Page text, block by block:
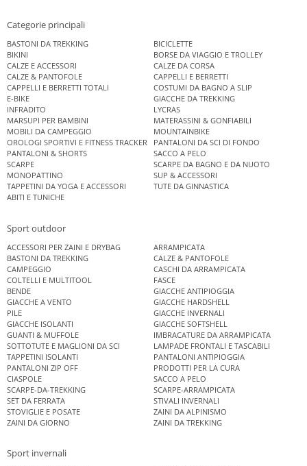
Categorie principali
BASTONI DA TREKKING
BICICLETTE
BIKINI
BORSE DA VIAGGIO E TROLLEY
CALZE E ACCESSORI
CALZE DA CORSA
CALZE & PANTOFOLE
CAPPELLI E BERRETTI
CAPPELLI E BERRETTI TOTALI
COSTUMI DA BAGNO A SLIP
E-BIKE
GIACCHE DA TREKKING
INFRADITO
LYCRAS
MARSUPI PER BAMBINI
MATERASSINI & GONFIABILI
MOBILI DA CAMPEGGIO
MOUNTAINBIKE
OROLOGI SPORTIVI E FITNESS TRACKER
PANTALONI DA SCI DI FONDO
PANTALONI & SHORTS
SACCO A PELO
SCARPE
SCARPE DA BAGNO E DA NUOTO
MONOPATTINO
SUP & ACCESSORI
TAPPETINI DA YOGA E ACCESSORI
TUTE DA GINNASTICA
ABITI E TUNICHE
Sport outdoor
ACCESSORI PER ZAINI E DRYBAG
ARRAMPICATA
BASTONI DA TREKKING
CALZE & PANTOFOLE
CAMPEGGIO
CASCHI DA ARRAMPICATA
COLTELLI E MULTITOOL
FASCE
BENDE
GIACCHE ANTIPIOGGIA
GIACCHE A VENTO
GIACCHE HARDSHELL
PILE
GIACCHE INVERNALI
GIACCHE ISOLANTI
GIACCHE SOFTSHELL
GUANTI & MUFFOLE
IMBRACATURE DA ARRAMPICATA
SOTTOTUTE E MAGLIONI DA SCI
LAMPADE FRONTALI E TASCABILI
TAPPETINI ISOLANTI
PANTALONI ANTIPIOGGIA
PANTALONI ZIP OFF
PRODOTTI PER LA CURA
CIASPOLE
SACCO A PELO
SCARPE-DA-TREKKING
SCARPE-ARRAMPICATA
SET DA FERRATA
STIVALI INVERNALI
STOVIGLIE E POSATE
ZAINI DA ALPINISMO
ZAINI DA GIORNO
ZAINI DA TREKKING
Sport invernali